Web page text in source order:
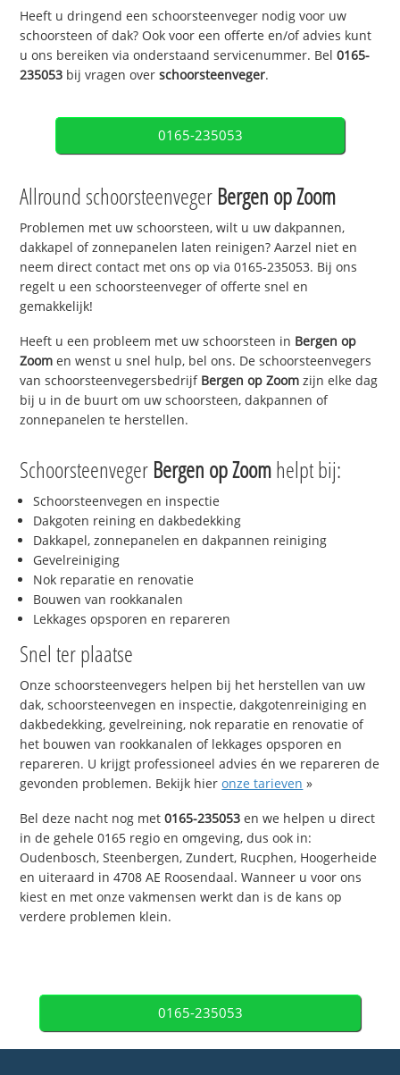
Heeft u dringend een schoorsteenveger nodig voor uw
schoorsteen of dak? Ook voor een offerte en/of advies kunt
u ons bereiken via onderstaand servicenummer. Bel0165-
235053 bij vragen overschoorsteenveger.
0165-235053
Allround schoorsteenveger Bergen op Zoom
Problemen met uw schoorsteen, wilt u uw dakpannen,
dakkapel of zonnepanelen laten reinigen? Aarzel niet en
neem direct contact met ons op via 0165-235053. Bij ons
regelt u een schoorsteenveger of offerte snel en
gemakkelijk!
Heeft u een probleem met uw schoorsteen in Bergen op
Zoom en wenst u snel hulp, bel ons. De schoorsteenvegers
van schoorsteenvegersbedrijf Bergen op Zoom zijn elke dag
bij u in de buurt om uw schoorsteen, dakpannen of
zonnepanelen te herstellen.
Schoorsteenveger Bergen op Zoomhelpt bij:
Schoorsteenvegen en inspectie
Dakgoten reining en dakbedekking
Dakkapel, zonnepanelen en dakpannen reiniging
Gevelreiniging
Nok reparatie en renovatie
Bouwen van rookkanalen
Lekkages opsporen en repareren
Snel ter plaatse
Onze schoorsteenvegers helpen bij het herstellen van uw
dak, schoorsteenvegen en inspectie, dakgotenreiniging en
dakbedekking, gevelreining, nok reparatie en renovatie of
het bouwen van rookkanalen of lekkages opsporen en
repareren. U krijgt professioneel advies én we repareren de
gevonden problemen. Bekijk hieronze tarieven »
Bel deze nacht nog met0165-235053 en we helpen u direct
in de gehele 0165 regio en omgeving, dus ook in:
Oudenbosch, Steenbergen, Zundert, Rucphen, Hoogerheide
en uiteraard in 4708 AE Roosendaal. Wanneer u voor ons
kiest en met onze vakmensen werkt dan is de kans op
verdere problemen klein.
0165-235053